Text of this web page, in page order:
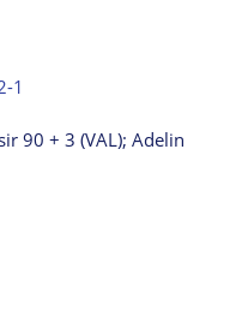
1
90 + 3 (VAL); Adelin